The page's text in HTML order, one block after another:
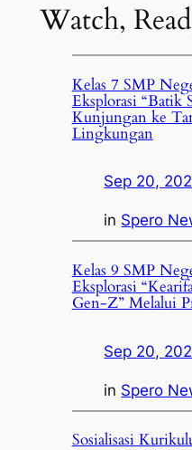
Watch,
Kelas 7 SMP
Eksplorasi “Batik
Kunjungan ke
Lingkungan
Sep 20,
in Spero
Kelas 9 SMP
Eksplorasi
Gen-Z” Melalui
Sep 20,
in Spero
Sosialisasi